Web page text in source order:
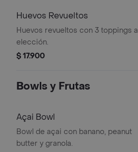
Huevos Revueltos
Huevos revueltos con 3 toppings a
elección.
$ 17.900
Bowls y Frutas
Açai Bowl
Bowl de açai con banano, peanut
butter y granola.